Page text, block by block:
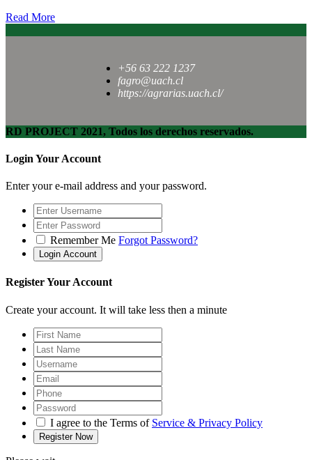
Read More
+56 63 222 1237
fagro@uach.cl
https://agrarias.uach.cl/
RD PROJECT 2021, Todos los derechos reservados.
Login Your Account
Enter your e-mail address and your password.
Remember Me Forgot Password?
Register Your Account
Create your account. It will take less then a minute
I agree to the Terms of Service & Privacy Policy